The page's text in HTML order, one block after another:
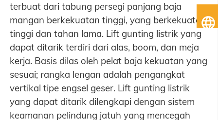
terbuat dari tabung persegi panjang baja
mangan berkekuatan tinggi, yang berkekuatan
tinggi dan tahan lama. Lift gunting listrik yang
dapat ditarik terdiri dari alas, boom, dan meja
kerja. Basis dilas oleh pelat baja kekuatan yang
sesuai; rangka lengan adalah pengangkat
vertikal tipe engsel geser. Lift gunting listrik
yang dapat ditarik dilengkapi dengan sistem
keamanan pelindung jatuh yang mencegah